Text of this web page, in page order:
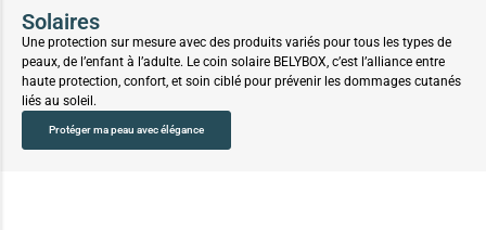
Solaires
Une protection sur mesure avec des produits variés pour tous les types de
peaux, de l’enfant à l’adulte. Le coin solaire BELYBOX, c’est l’alliance entre
haute protection, confort, et soin ciblé pour prévenir les dommages cutanés
liés au soleil.
Protéger ma peau avec élégance